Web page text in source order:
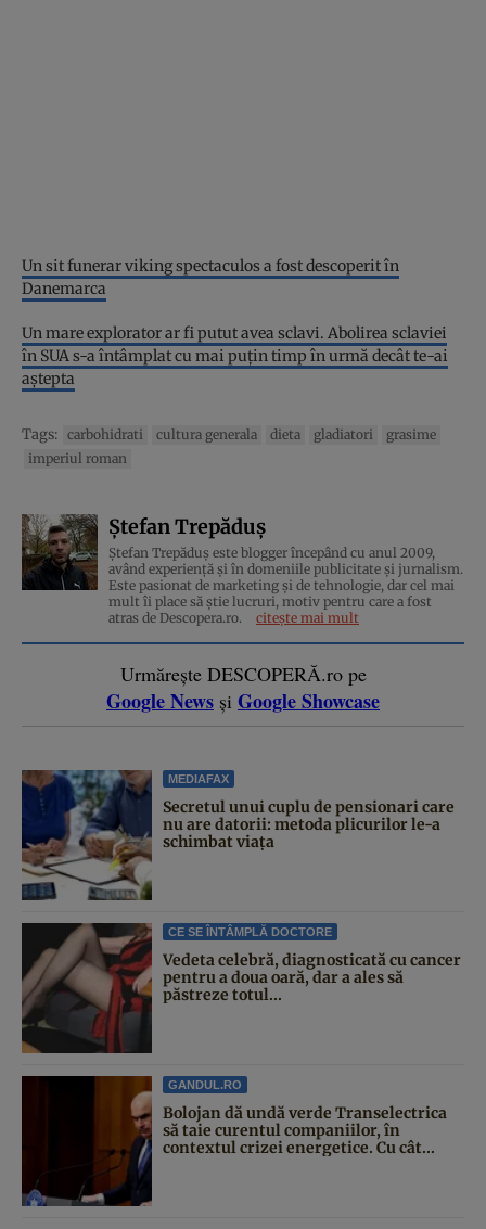
Un sit funerar viking spectaculos a fost descoperit în
Danemarca
Un mare explorator ar fi putut avea sclavi. Abolirea sclaviei
în SUA s-a întâmplat cu mai puţin timp în urmă decât te-ai
aştepta
Tags: carbohidrati cultura generala dieta gladiatori
grasime
imperiul roman
Ștefan Trepăduș
Ștefan Trepăduș este blogger începând cu anul 2009,
având experiență și în domeniile publicitate și jurnalism.
Este pasionat de marketing și de tehnologie, dar cel mai
mult îi place să știe lucruri, motiv pentru care a fost
atras de Descopera.ro.
citește mai mult
Urmărește DESCOPERĂ.ro pe
Google News și Google Showcase
MEDIAFAX
Secretul unui cuplu de pensionari care
nu are datorii: metoda plicurilor le-a
schimbat viața
CE SE ÎNTÂMPLĂ DOCTORE
Vedeta celebră, diagnosticată cu cancer
pentru a doua oară, dar a ales să
păstreze totul...
GANDUL.RO
Bolojan dă undă verde Transelectrica
să taie curentul companiilor, în
contextul crizei energetice. Cu cât...